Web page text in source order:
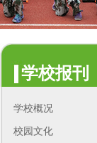
学校报刊
学校概况
校园文化